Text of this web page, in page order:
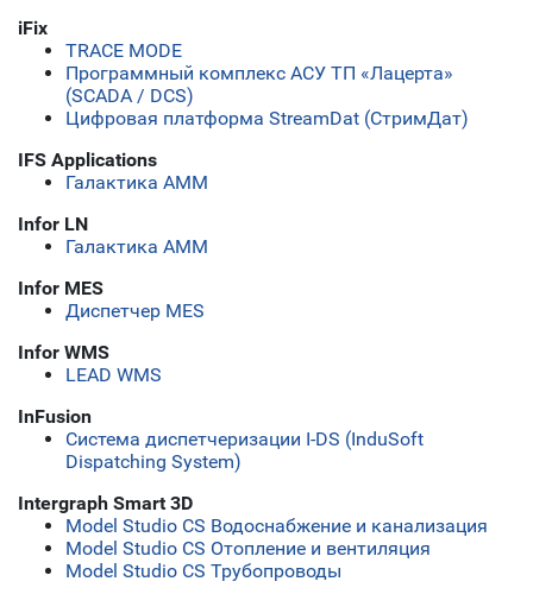
iFix
TRACE MODE
Программный комплекс АСУ ТП «Лацерта»
(SCADA / DCS)
Цифровая платформа StreamDat (СтримДат)
IFS Applications
Галактика АММ
Infor LN
Галактика АММ
Infor MES
Диспетчер MES
Infor WMS
LEAD WMS
InFusion
Система диспетчеризации I-DS (InduSoft
Dispatching System)
Intergraph Smart 3D
Model Studio CS Водоснабжение и канализация
Model Studio CS Отопление и вентиляция
Model Studio CS Трубопроводы